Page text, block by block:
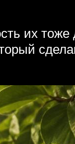
их